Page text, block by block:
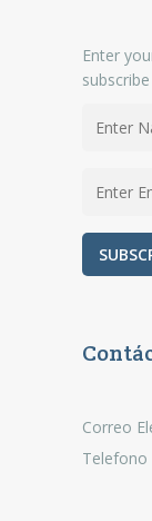
Enter
Correo
Telefono